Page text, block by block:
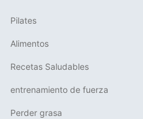
Pilates
Alimentos
Recetas Saludables
entrenamiento de fuerza
Perder grasa